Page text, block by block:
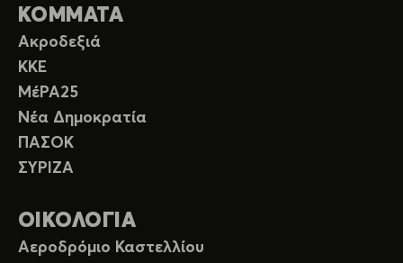
ΚΟΜΜΑΤΑ
Ακροδεξιά
ΚΚΕ
ΜέΡΑ25
Νέα Δημοκρατία
ΠΑΣΟΚ
ΣΥΡΙΖΑ
ΟΙΚΟΛΟΓΙΑ
Αεροδρόμιο Καστελλίου